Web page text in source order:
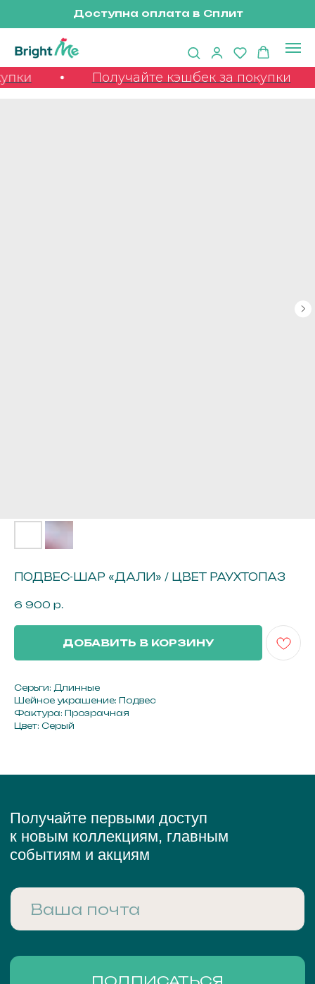
Доступна оплата в Сплит
Получайте кэшбек за покупки
ПОДВЕС-ШАР «ДАЛИ» / ЦВЕТ РАУХТОПАЗ
6 900 р.
ДОБАВИТЬ В КОРЗИНУ
Серьги: Длинные
Шейное украшение: Подвес
Фактура: Прозрачная
Цвет: Серый
Получайте первыми доступ
событиям и акциям
Браслеты
Каффы
Серьги
Кольца
Аксессуары
Подарочный сертификат
Рекомендации по уходу
ПОДПИСАТЬСЯ